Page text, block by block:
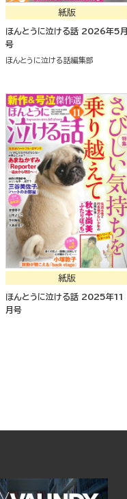
紙版
ほんとうに泣ける話 2026年5月
号
ほんとうに泣ける話編集部
紙版
ほんとうに泣ける話 2025年11
月号